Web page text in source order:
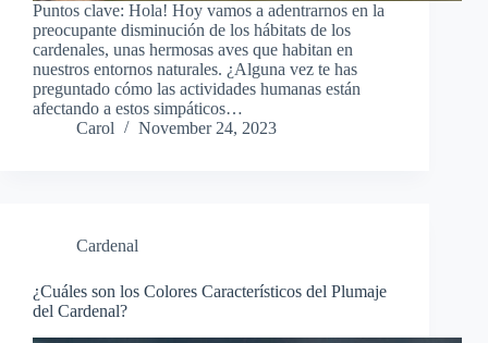
Puntos clave: Hola! Hoy vamos a adentrarnos en la
preocupante disminución de los hábitats de los
cardenales, unas hermosas aves que habitan en
nuestros entornos naturales. ¿Alguna vez te has
preguntado cómo las actividades humanas están
afectando a estos simpáticos…
Carol
November 24, 2023
Cardenal
¿Cuáles son los Colores Característicos del Plumaje
del Cardenal?